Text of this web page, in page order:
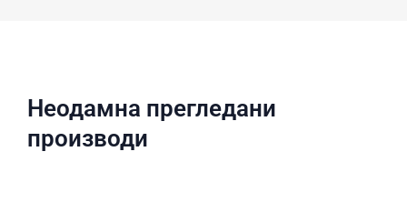
Неодамна прегледани
производи